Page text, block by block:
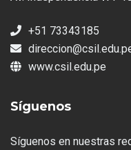
+51 73343185
www.csil.edu.pe
Síguenos
Síguenos en nuestras